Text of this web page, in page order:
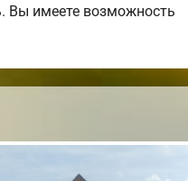
Вы имеете возможность